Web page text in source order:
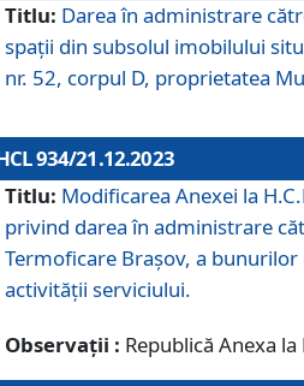
Titlu: Darea în administrare
spații din subsolul imobilului
nr. 52, corpul D, proprietatea
934/21.12.2023
Titlu: Modificarea Anexei la
privind darea în administrare
Termoficare Braşov, a
activităţii serviciului.
Observații : Republică Anexa